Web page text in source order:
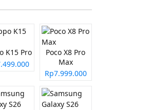
K15 Pro
Poco X8 Pro
Max
Rp7.999.000